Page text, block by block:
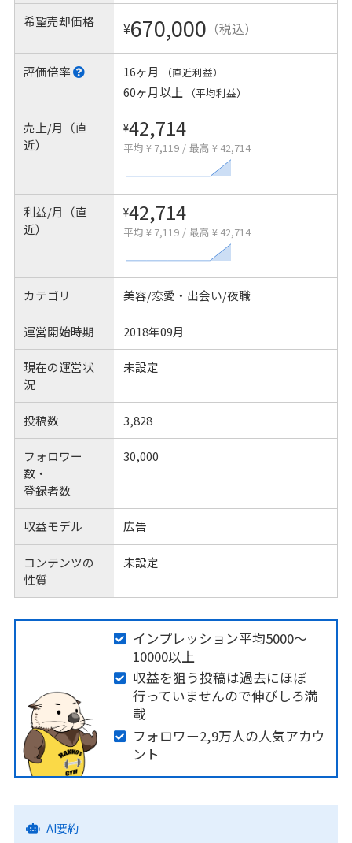
希望売却価格 ¥670,000 （税込）
評価倍率 16ヶ月 （直近利益）
60ヶ月以上 （平均利益）
売上/月（直
近）
¥42,714
平均 ¥ 7,119 / 最高 ¥ 42,714
利益/月（直
近）
¥42,714
平均 ¥ 7,119 / 最高 ¥ 42,714
カテゴリ 美容/恋愛・出会い/夜職
運営開始時期 2018年09月
現在の運営状
況
未設定
投稿数 3,828
フォロワー
数・
登録者数
30,000
収益モデル 広告
コンテンツの
性質
未設定
インプレッション平均5000〜
10000以上
収益を狙う投稿は過去にほぼ
行っていませんので伸びしろ満
載
フォロワー2,9万人の人気アカウ
ント
AI要約